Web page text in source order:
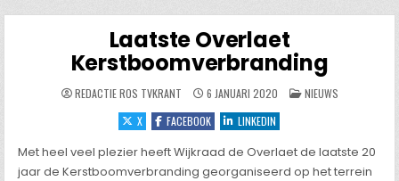
Laatste Overlaet
Kerstboomverbranding
REDACTIE ROS TVKRANT 6 JANUARI 2020 GEPLAATST
IN
NIEUWS
X
FACEBOOK LINKEDIN
Met heel veel plezier heeft Wijkraad de Overlaet de laatste 20
jaar de Kerstboomverbranding georganiseerd op het terrein